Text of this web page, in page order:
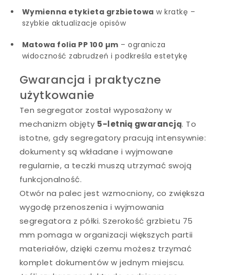
Wymienna etykieta grzbietowa w kratkę –
szybkie aktualizacje opisów
Matowa folia PP 100 µm – ogranicza
widoczność zabrudzeń i podkreśla estetykę
Gwarancja i praktyczne
użytkowanie
Ten segregator został wyposażony w
mechanizm objęty 5-letnią gwarancją. To
istotne, gdy segregatory pracują intensywnie:
dokumenty są wkładane i wyjmowane
regularnie, a teczki muszą utrzymać swoją
funkcjonalność.
Otwór na palec jest wzmocniony, co zwiększa
wygodę przenoszenia i wyjmowania
segregatora z półki. Szerokość grzbietu 75
mm pomaga w organizacji większych partii
materiałów, dzięki czemu możesz trzymać
komplet dokumentów w jednym miejscu.